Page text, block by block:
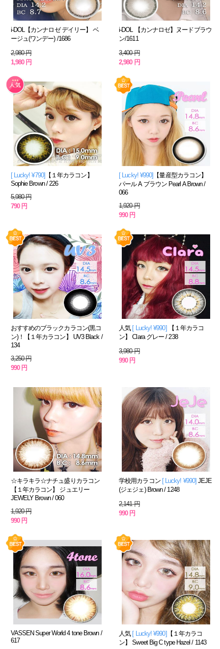
i-DOL【カンナロゼ デイリー】 ベ
ージュ(ワンデー) /1686
2,980 円
1,980 円
i-DOL 【カンナロゼ】ヌードブラウ
ン/1611
3,400 円
2,980 円
[ Lucky! ¥790] 【１年カラコン】
Sophie Brown / 226
5,980 円
790 円
[ Lucky! ¥990] 【量産型カラコン】
パール A ブラウン Pearl A Brown /
066
1,920 円
990 円
おすすめのブラックカラコン(黒コ
ン)！【１年カラコン】 UV3 Black /
134
3,250 円
990 円
人気[ Lucky! ¥990] 【１年カラコ
ン】 Clara グレー / 238
3,980 円
990 円
☆キラキラ☆ナチュ盛りカラコン
【１年カラコン】 ジュエリー
JEWELY Brown / 060
1,920 円
990 円
学校用カラコン[ Lucky! ¥990] JEJE
(ジェジェ) Brown / 1248
2,141 円
990 円
VASSEN Super World 4 tone Brown /
617
人気[ Lucky! ¥990] 【１年カラコ
ン】 Sweet Big C type Hazel / 1143